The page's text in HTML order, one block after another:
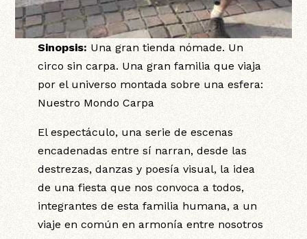
Sinopsis: Una gran tienda nómade. Un
circo sin carpa. Una gran familia que viaja
por el universo montada sobre una esfera:
Nuestro Mondo Carpa
El espectáculo, una serie de escenas
encadenadas entre sí narran, desde las
destrezas, danzas y poesía visual, la idea
de una fiesta que nos convoca a todos,
integrantes de esta familia humana, a un
viaje en común en armonía entre nosotros